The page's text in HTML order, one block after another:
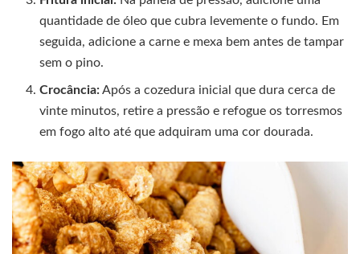
quantidade de óleo que cubra levemente o fundo. Em
seguida, adicione a carne e mexa bem antes de tampar
sem o pino.
Crocância:Após a cozedura inicial que dura cerca de
vinte minutos, retire a pressão e refogue os torresmos
em fogo alto até que adquiram uma cor dourada.